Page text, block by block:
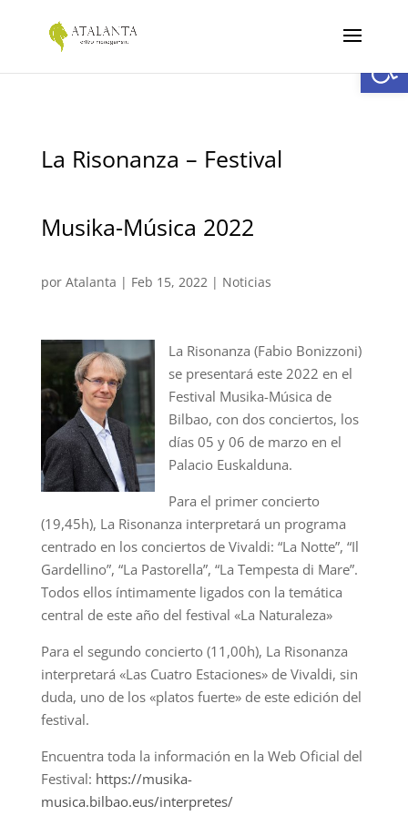
La Risonanza – Festival
Musika-Música 2022
por Atalanta | Feb 15, 2022| Noticias
La Risonanza (Fabio Bonizzoni)
se presentará este 2022 en el
Festival Musika-Música de
Bilbao, con dos conciertos, los
días 05 y 06 de marzo en el
Palacio Euskalduna.
Para el primer concierto
(19,45h), La Risonanza interpretará un programa
centrado en los conciertos de Vivaldi: “La Notte”, “Il
Gardellino”, “La Pastorella”, “La Tempesta di Mare”.
Todos ellos íntimamente ligados con la temática
central de este año del festival «La Naturaleza»
Para el segundo concierto (11,00h), La Risonanza
interpretará «Las Cuatro Estaciones» de Vivaldi, sin
duda, uno de los «platos fuerte» de este edición del
festival.
Encuentra toda la información en la Web Oficial del
Festival: https://musika-
musica.bilbao.eus/interpretes/